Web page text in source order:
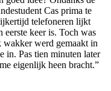
Cas prima te
telefoneren lijkt
eerste keer is. Toch was
wakker werd gemaakt in
in. Pas tien minuten later
eigenlijk heen bracht.”